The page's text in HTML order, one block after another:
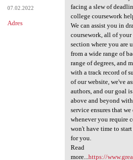
07.02.2022
Adres
facing a slew of
college coursework
We can assist you in
coursework, all of your
section where you are
from a wide range of
range of degrees, and
with a track record of
of our website, we've
authors, and our goal
above and beyond
service ensures that
whenever you require
won't have time to start
for you.
Read
more...https://